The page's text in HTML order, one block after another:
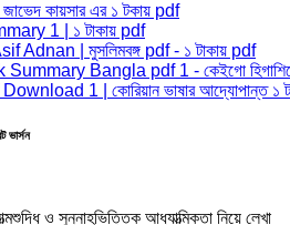
কায়সার এর ১ টকায় pdf
1 | ১ টাকায় pdf
| মুসলিমবঙ্গ pdf - ১ টাকায় pdf
Bangla pdf 1 - কেইগো
1 | কোরিয়ান ভাষার আদ্যোপান্ত ১
ও সুন্নাহভিত্তিক আধ্যাত্মিকতা নিয়ে লেখা